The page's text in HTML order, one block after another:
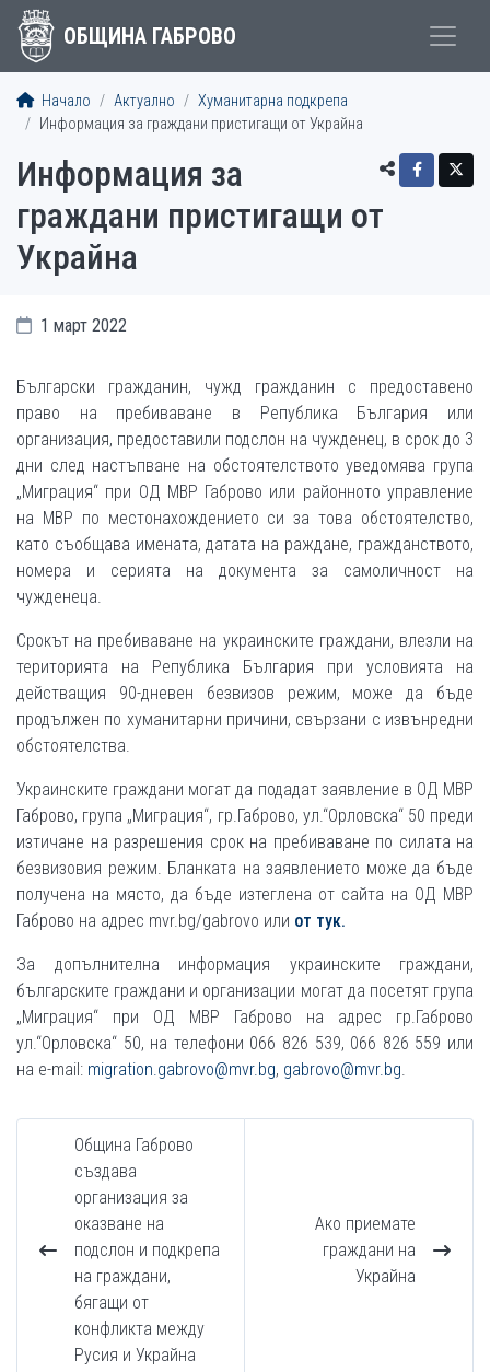
ОБЩИНА ГАБРОВО
Начало Актуално
Хуманитарна подкрепа
Информация за граждани пристигащи от Украйна
Информация за
граждани пристигащи от
Украйна
1 март 2022
Български гражданин, чужд гражданин с предоставено
право на пребиваване в Република България или
организация, предоставили подслон на чужденец, в срок до 3
дни след настъпване на обстоятелството уведомява група
„Миграция“ при ОД МВР Габрово или районното управление
на МВР по местонахождението си за това обстоятелство,
като съобщава имената, датата на раждане, гражданството,
номера и серията на документа за самоличност на
чужденеца.
Срокът на пребиваване на украинските граждани, влезли на
територията на Република България при условията на
действащия 90-дневен безвизов режим, може да бъде
продължен по хуманитарни причини, свързани с извънредни
обстоятелства.
Украинските граждани могат да подадат заявление в ОД МВР
Габрово, група „Миграция“, гр.Габрово, ул.“Орловска“ 50 преди
изтичане на разрешения срок на пребиваване по силата на
безвизовия режим. Бланката на заявлението може да бъде
получена на място, да бъде изтеглена от сайта на ОД МВР
Габрово на адрес mvr.bg/gabrovo или от тук.
За допълнителна информация украинските граждани,
българските граждани и организации могат да посетят група
„Миграция“ при ОД МВР Габрово на адрес гр.Габрово
ул.“Орловска“ 50, на телефони 066 826 539, 066 826 559 или
на e-mail: migration.gabrovo@mvr.bg, gabrovo@mvr.bg.
Община Габрово
създава
организация за
оказване на
подслон и подкрепа
на граждани,
бягащи от
конфликта между
Русия и Украйна
Ако приемате
граждани на
Украйна